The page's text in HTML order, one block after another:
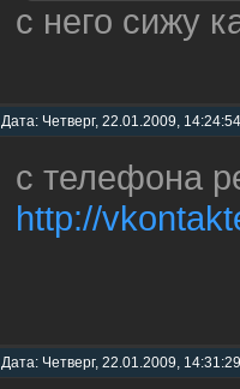
с него сижу
Дата: Четверг, 22.01.2009,
с телефона
http://
Дата: Четверг, 22.01.2009,